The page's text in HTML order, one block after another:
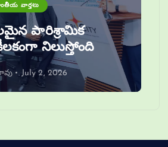
వార్తలు
పారిశ్రామిక
నిలుస్తోంది
July 2, 2026